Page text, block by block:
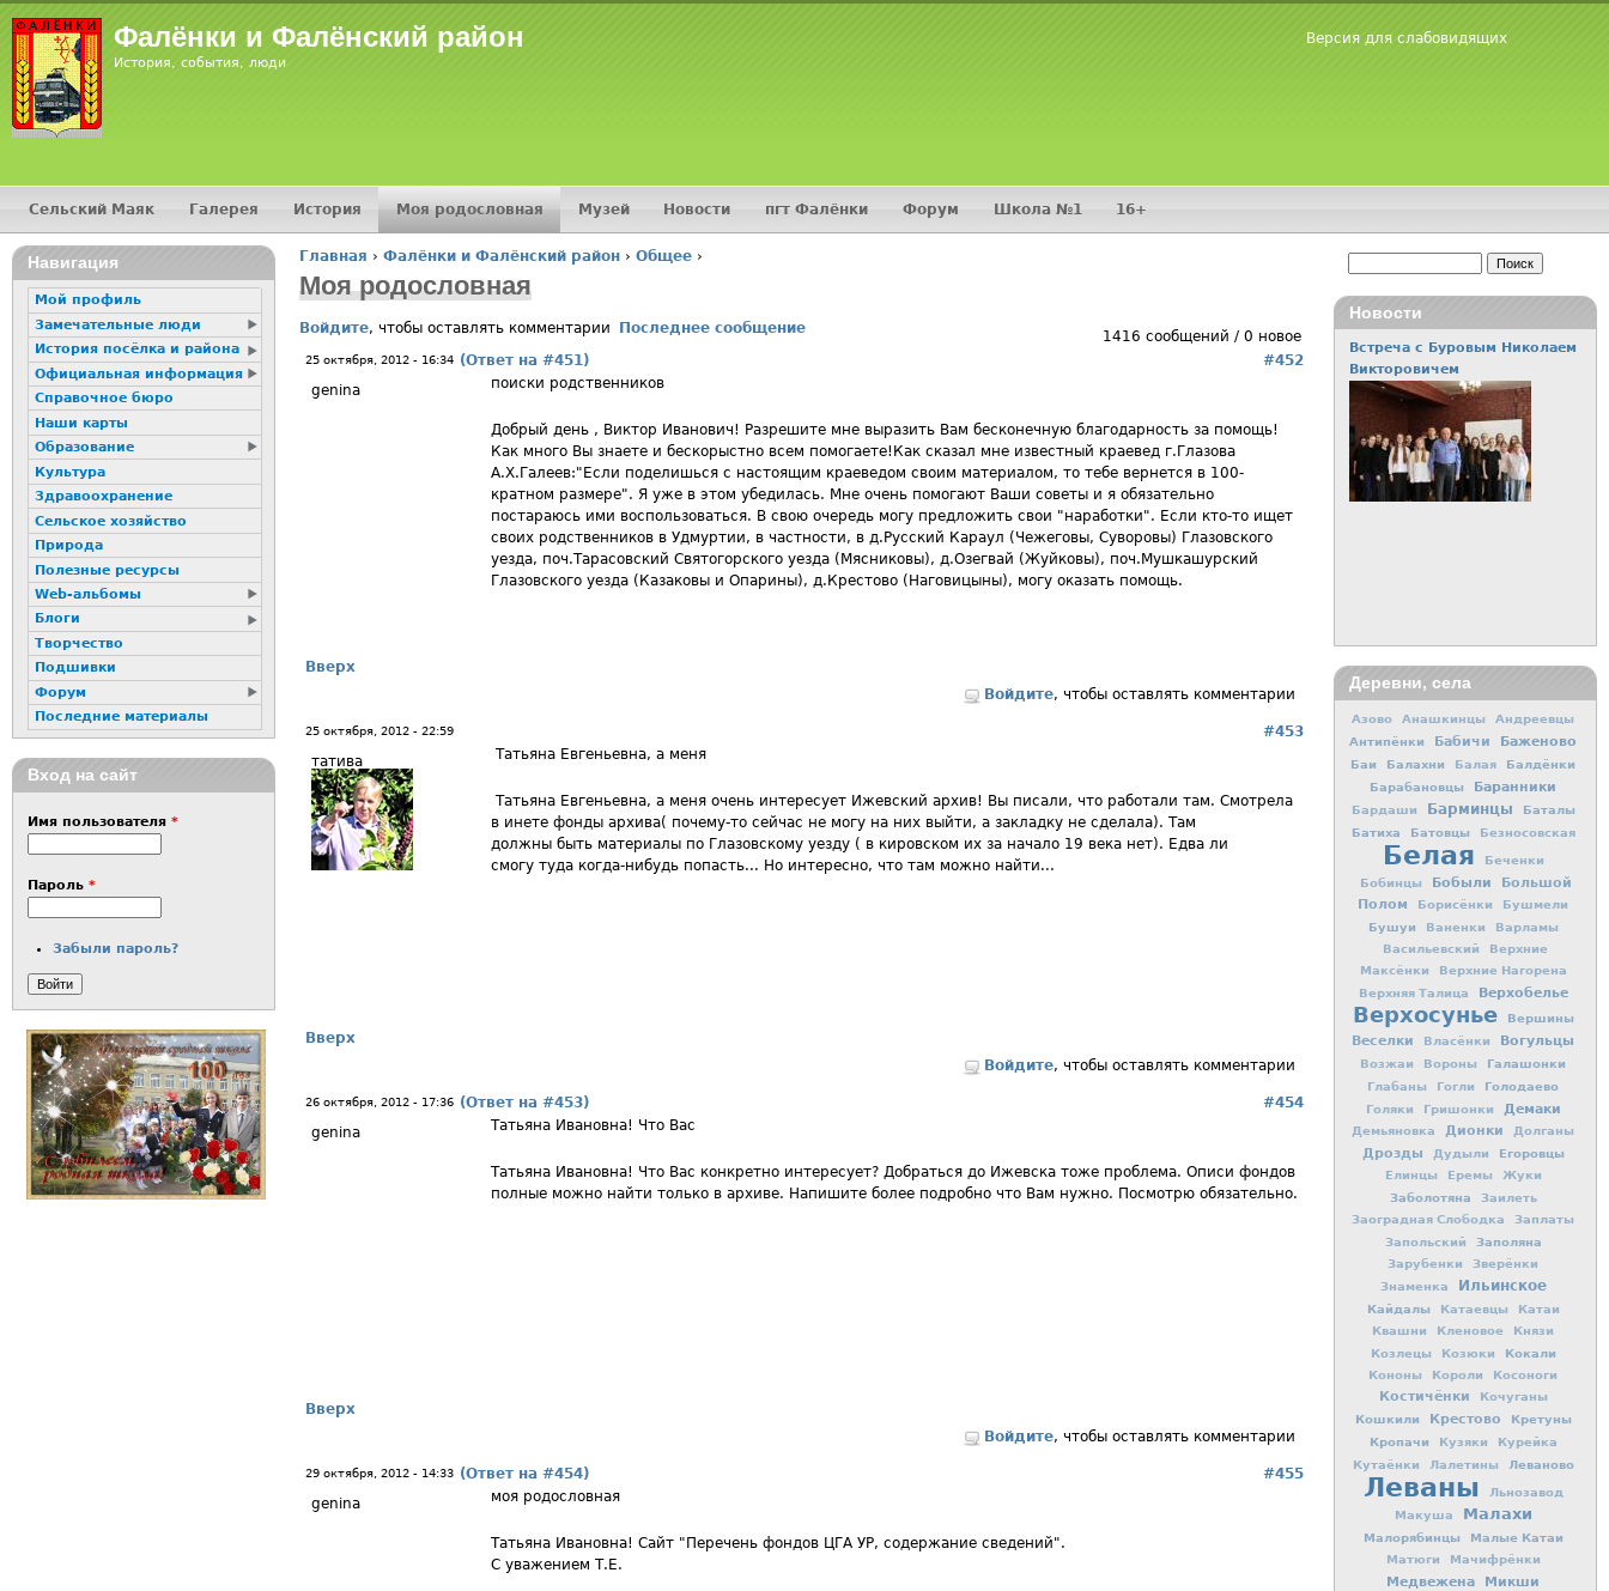
Фалёнки и Фалёнский район
История, события, люди
Версия для слабовидящих
Вы здесь
Главная › Фалёнки и Фалёнский район › Общее ›
Моя родословная
1416 сообщений / 0 новое
Войдите, чтобы оставлять комментарии Последнее сообщение
25 октября, 2012 - 16:34 (Ответ на #451)
#452
genina
поиски родственников
Добрый день , Виктор Иванович! Разрешите мне выразить Вам бесконечную благодарность за помощь!
Как много Вы знаете и бескорыстно всем помогаете!Как сказал мне известный краевед г.Глазова
А.Х.Галеев:"Если поделишься с настоящим краеведом своим материалом, то тебе вернется в 100-
кратном размере". Я уже в этом убедилась. Мне очень помогают Ваши советы и я обязательно
постараюсь ими воспользоваться. В свою очередь могу предложить свои "наработки". Если кто-то ищет
своих родственников в Удмуртии, в частности, в д.Русский Караул (Чежеговы, Суворовы) Глазовского
уезда, поч.Тарасовский Святогорского уезда (Мясниковы), д.Озегвай (Жуйковы), поч.Мушкашурский
Глазовского уезда (Казаковы и Опарины), д.Крестово (Наговицыны), могу оказать помощь.
Вверх
Войдите, чтобы оставлять комментарии
25 октября, 2012 - 22:59
#453
татива
Татьяна Евгеньевна, а меня
Татьяна Евгеньевна, а меня очень интересует Ижевский архив! Вы писали, что работали там. Смотрела
в инете фонды архива( почему-то сейчас не могу на них выйти, а закладку не сделала). Там
должны быть материалы по Глазовскому уезду ( в кировском их за начало 19 века нет). Едва ли
смогу туда когда-нибудь попасть... Но интересно, что там можно найти...
Вверх
Войдите, чтобы оставлять комментарии
26 октября, 2012 - 17:36 (Ответ на #453)
#454
genina
Татьяна Ивановна! Что Вас
Татьяна Ивановна! Что Вас конкретно интересует? Добраться до Ижевска тоже проблема. Описи фондов
полные можно найти только в архиве. Напишите более подробно что Вам нужно. Посмотрю обязательно.
Вверх
Войдите, чтобы оставлять комментарии
29 октября, 2012 - 14:33 (Ответ на #454)
#455
genina
моя родословная
Татьяна Ивановна! Сайт "Перечень фондов ЦГА УР, содержание сведений".
С уважением Т.Е.
Главное меню
Сельский Маяк Галерея История Моя родословная Музей Новости пгт Фалёнки Форум Школа №1 16+
Навигация
Мой профиль
Замечательные люди
История посёлка и района
Официальная информация
Справочное бюро
Наши карты
Образование
Культура
Здравоохранение
Сельское хозяйство
Природа
Полезные ресурсы
Web-альбомы
Блоги
Творчество
Подшивки
Форум
Последние материалы
Вход на сайт
Имя пользователя *
Пароль *
Забыли пароль?
Новости
Встреча с Буровым Николаем
Викторовичем
Деревни, села
Азово Анашкинцы Андреевцы
Антипёнки Бабичи Баженово
Баи Балахни Балая
Балдёнки
Барабановцы
Баранники
Бардаши Барминцы
Баталы
Батиха
Батовцы Безносовская
Белая
Беченки
Бобинцы
Бобыли
Большой
Полом
Борисёнки Бушмели
Бушуи Ваненки
Варламы
Васильевский
Верхние
Максёнки
Верхние Нагорена
Верхняя Талица
Верхобелье
Верхосунье Вершины
Веселки Власёнки Вогульцы
Возжаи Вороны Галашонки
Глабаны Гогли Голодаево
Голяки Гришонки Демаки
Демьяновка Дионки Долганы
Дрозды Дудыли Егоровцы
Елинцы Еремы Жуки
Заболотяна
Заилеть
Заоградная Слободка
Заплаты
Запольский
Заполяна
Зарубенки
Зверёнки
Знаменка
Ильинское
Кайдалы Катаевцы
Катаи
Квашни
Кленовое
Князи
Козлецы
Козюки Кокали
Кононы Короли Косоноги
Костичёнки Кочуганы
Кошкили Крестово
Кретуны
Кропачи
Кузяки
Курейка
Кутаёнки
Лалетины Леваново
Леваны
Льнозавод
Макуша
Малахи
Малорябинцы Малые Катаи
Матюги Мачифрёнки
Медвежена Микши